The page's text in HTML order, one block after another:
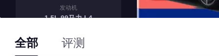
发动机
1.5L 99马力 L4
变速箱
5挡手动
全部 评测